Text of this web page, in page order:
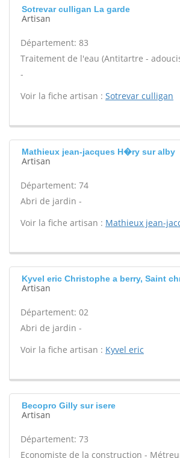
Sotrevar culligan La garde
Artisan
Département: 83
Traitement de l'eau (Antitartre -
-
Voir la fiche artisan : Sotrevar culligan
Mathieux jean-jacques H�ry sur alby
Artisan
Département: 74
Abri de jardin -
Voir la fiche artisan : Mathieux jean-
Kyvel eric Christophe a berry, Saint
Artisan
Département: 02
Abri de jardin -
Voir la fiche artisan : Kyvel eric
Becopro Gilly sur isere
Artisan
Département: 73
Economiste de la construction -